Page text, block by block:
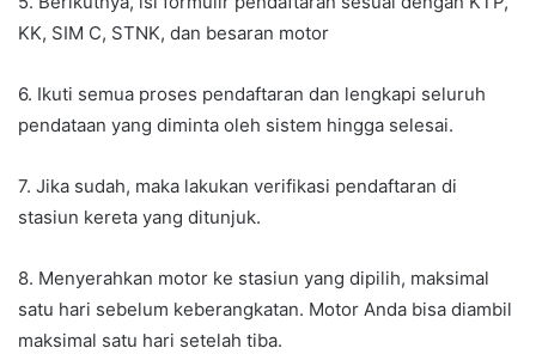
KK, SIM C, STNK, dan besaran motor
6. Ikuti semua proses pendaftaran dan lengkapi seluruh
pendataan yang diminta oleh sistem hingga selesai.
7. Jika sudah, maka lakukan verifikasi pendaftaran di
stasiun kereta yang ditunjuk.
8. Menyerahkan motor ke stasiun yang dipilih, maksimal
satu hari sebelum keberangkatan. Motor Anda bisa diambil
maksimal satu hari setelah tiba.